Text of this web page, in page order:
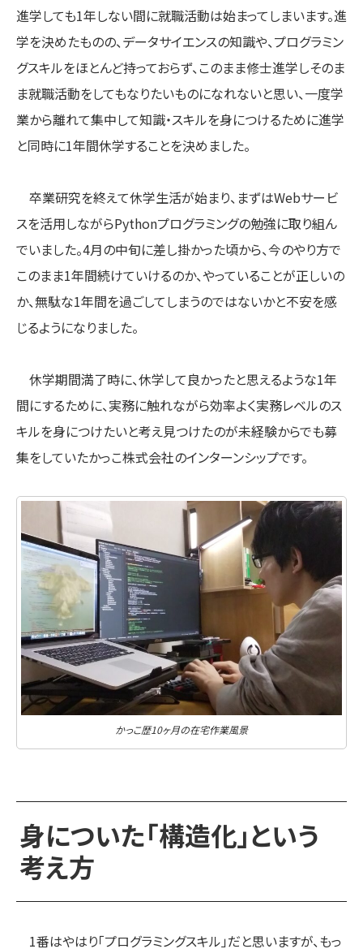
進学しても1年しない間に就職活動は始まってしまいます。進
学を決めたものの、データサイエンスの知識や、プログラミン
グスキルをほとんど持っておらず、このまま修士進学しそのま
ま就職活動をしてもなりたいものになれないと思い、一度学
業から離れて集中して知識・スキルを身につけるために進学
と同時に1年間休学することを決めました。
卒業研究を終えて休学生活が始まり、まずはWebサービ
スを活用しながらPythonプログラミングの勉強に取り組ん
でいました。4月の中旬に差し掛かった頃から、今のやり方で
このまま1年間続けていけるのか、やっていることが正しいの
か、無駄な1年間を過ごしてしまうのではないかと不安を感
じるようになりました。
休学期間満了時に、休学して良かったと思えるような1年
間にするために、実務に触れながら効率よく実務レベルのス
キルを身につけたいと考え見つけたのが未経験からでも募
集をしていたかっこ株式会社のインターンシップです。
かっこ歴10ヶ月の在宅作業風景
身についた「構造化」という
考え方
1番はやはり「プログラミングスキル」だと思いますが、もっ